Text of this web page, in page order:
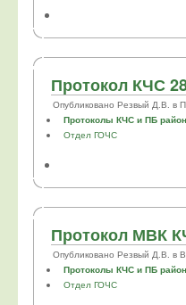
Протокол КЧС
Опубликовано Резвый Д.В. в
Протоколы КЧС и ПБ
Отдел ГОЧС
Протокол МВК
Опубликовано Резвый Д.В. в
Протоколы КЧС и ПБ
Отдел ГОЧС